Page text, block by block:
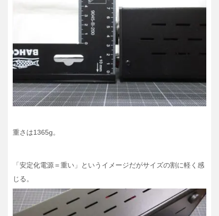
重さは1365g。
「安定化電源＝重い」というイメージだがサイズの割に軽く感
じる。